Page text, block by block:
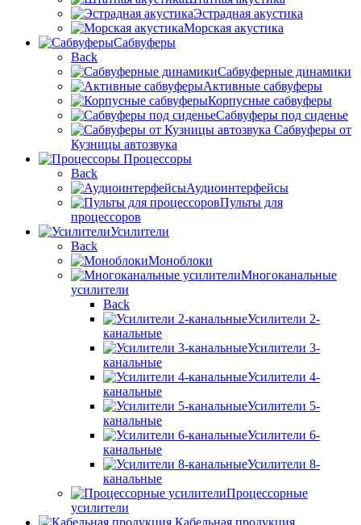
Эстрадная акустика
Морская акустика
Сабвуферы
Back
Сабвуферные динамики
Активные сабвуферы
Корпусные сабвуферы
Сабвуферы под сиденье
Сабвуферы от
Кузницы автозвука
Процессоры
Back
Аудиоинтерфейсы
Пульты для
процессоров
Усилители
Back
Моноблоки
Многоканальные
усилители
Back
Усилители 2-
канальные
Усилители 3-
канальные
Усилители 4-
канальные
Усилители 5-
канальные
Усилители 6-
канальные
Усилители 8-
канальные
Процессорные
усилители
Кабельная продукция